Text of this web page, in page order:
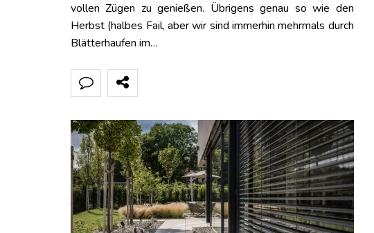
vollen Zügen zu genießen. Übrigens genau so wie den
Herbst (halbes Fail, aber wir sind immerhin mehrmals durch
Blätterhaufen im…